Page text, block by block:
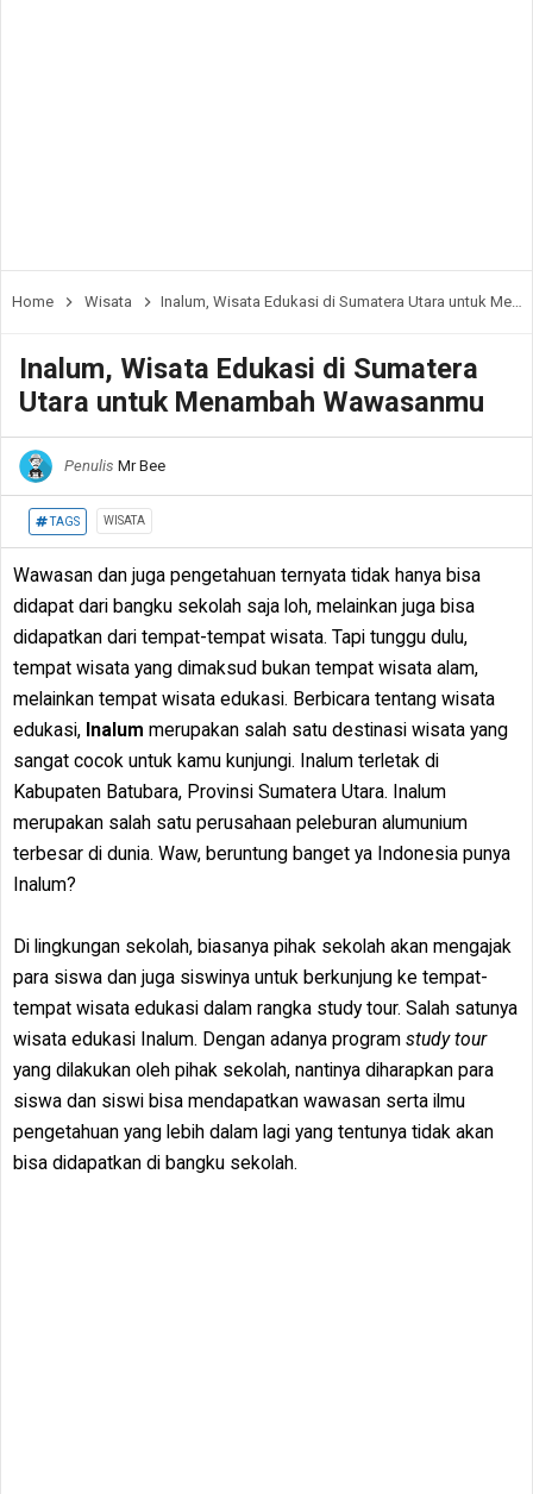
Home Wisata Inalum, Wisata Edukasi di Sumatera Utara untuk Menambah Wawasanmu
Inalum, Wisata Edukasi di Sumatera
Utara untuk Menambah Wawasanmu
Penulis Mr Bee
TAGS WISATA
Wawasan dan juga pengetahuan ternyata tidak hanya bisa
didapat dari bangku sekolah saja loh, melainkan juga bisa
didapatkan dari tempat-tempat wisata. Tapi tunggu dulu,
tempat wisata yang dimaksud bukan tempat wisata alam,
melainkan tempat wisata edukasi. Berbicara tentang wisata
edukasi, Inalum merupakan salah satu destinasi wisata yang
sangat cocok untuk kamu kunjungi. Inalum terletak di
Kabupaten Batubara, Provinsi Sumatera Utara. Inalum
merupakan salah satu perusahaan peleburan alumunium
terbesar di dunia. Waw, beruntung banget ya Indonesia punya
Inalum?
Di lingkungan sekolah, biasanya pihak sekolah akan mengajak
para siswa dan juga siswinya untuk berkunjung ke tempat-
tempat wisata edukasi dalam rangka study tour. Salah satunya
wisata edukasi Inalum. Dengan adanya program study tour
yang dilakukan oleh pihak sekolah, nantinya diharapkan para
siswa dan siswi bisa mendapatkan wawasan serta ilmu
pengetahuan yang lebih dalam lagi yang tentunya tidak akan
bisa didapatkan di bangku sekolah.